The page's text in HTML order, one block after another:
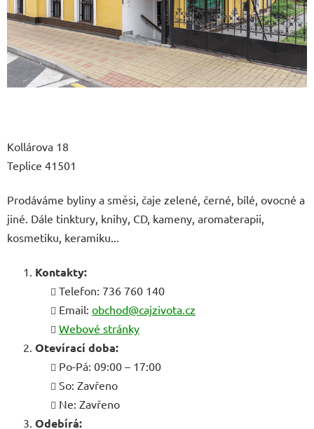
Kollárova 18
Teplice 41501
Prodáváme byliny a směsi, čaje zelené, černé, bílé, ovocné a
jiné. Dále tinktury, knihy, CD, kameny, aromaterapii,
kosmetiku, keramiku...
Kontakty:
Telefon: 736 760 140
Email: obchod@cajzivota.cz
Webové stránky
Otevírací doba:
Po-Pá: 09:00 – 17:00
So: Zavřeno
Ne: Zavřeno
Odebírá: